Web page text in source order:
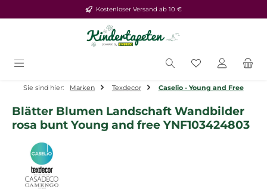
Zum Hauptinhalt springenKostenloser Versand ab 10 €
Du hast 0
Sie sind hier: Marken Texdecor Caselio - Young and Free
Blätter Blumen Landschaft Wandbilder
rosa bunt Young and free YNF103424803